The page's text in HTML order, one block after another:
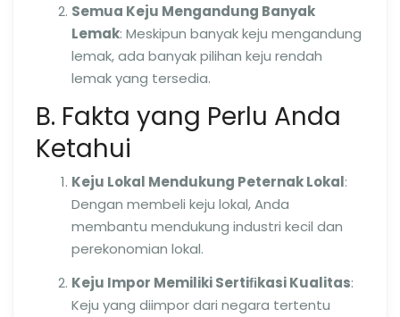
Semua Keju Mengandung Banyak
Lemak: Meskipun banyak keju mengandung
lemak, ada banyak pilihan keju rendah
lemak yang tersedia.
B. Fakta yang Perlu Anda
Ketahui
Keju Lokal Mendukung Peternak Lokal:
Dengan membeli keju lokal, Anda
membantu mendukung industri kecil dan
perekonomian lokal.
Keju Impor Memiliki Sertiﬁkasi Kualitas:
Keju yang diimpor dari negara tertentu